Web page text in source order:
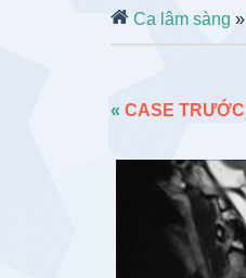
Ca lâm sàng »
« CASE TRƯỚC